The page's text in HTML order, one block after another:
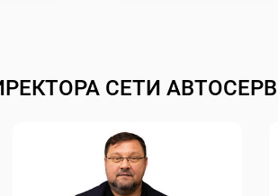
СЕТИ